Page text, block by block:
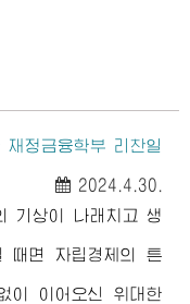
재정금융학부 리찬일
2024.4.30.
기상이 나래치고 생
때면 자립경제의 튼
이 이어오신 위대한